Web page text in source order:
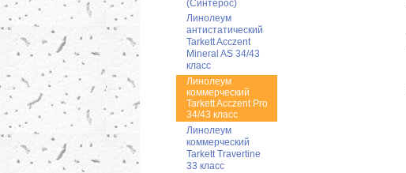
(Синтерос)
Линолеум
антистатический
Tarkett Acczent
Mineral AS 34/43
класс
Линолеум
коммерческий
Tarkett Acczent Pro
34/43 класс
Линолеум
коммерческий
Tarkett Travertine
33 класс